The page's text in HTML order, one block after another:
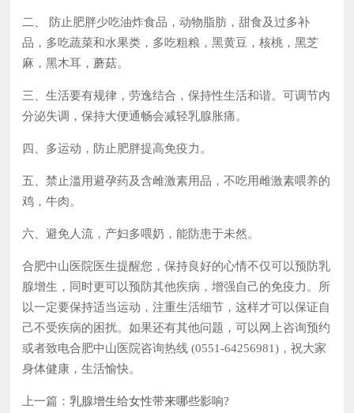
二、 防止肥胖少吃油炸食品，动物脂肪，甜食及过多补
品，多吃蔬菜和水果类，多吃粗粮，黑黄豆，核桃，黑芝
麻，黑木耳，蘑菇。
三、生活要有规律，劳逸结合，保持性生活和谐。可调节内
分泌失调，保持大便通畅会减轻乳腺胀痛。
四、多运动，防止肥胖提高免疫力。
五、禁止滥用避孕药及含雌激素用品，不吃用雌激素喂养的
鸡，牛肉。
六、避免人流，产妇多喂奶，能防患于未然。
合肥中山医院医生提醒您，保持良好的心情不仅可以预防乳
腺增生，同时更可以预防其他疾病，增强自己的免疫力。所
以一定要保持适当运动，注重生活细节，这样才可以保证自
己不受疾病的困扰。如果还有其他问题，可以网上咨询预约
或者致电合肥中山医院咨询热线 (0551-64256981)，祝大家
身体健康，生活愉快。
上一篇：乳腺增生给女性带来哪些影响?